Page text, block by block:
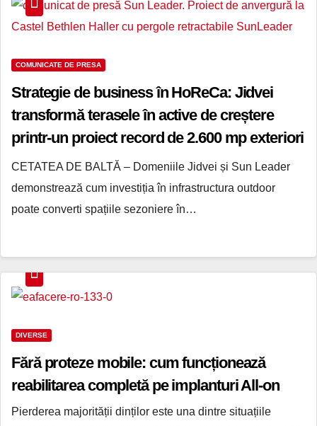
COMUNICATE DE PRESA
Strategie de business în HoReCa: Jidvei
transformă terasele în active de creștere
printr-un proiect record de 2.600 mp exteriori
cu Sun Leader
CETATEA DE BALTĂ – Domeniile Jidvei și Sun Leader
demonstrează cum investiția în infrastructura outdoor
poate converti spațiile sezoniere în…
DIVERSE
Fără proteze mobile: cum funcționează
reabilitarea completă pe implanturi All-on
Pierderea majorității dinților este una dintre situațiile